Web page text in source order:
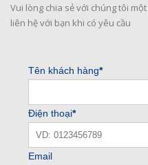
Vui lòng chia sẻ với chúng tôi
liên hệ với bạn khi có yêu cầu